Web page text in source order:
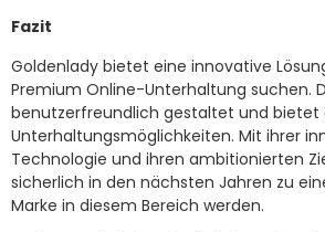
Fazit
Goldenlady bietet eine innovative
Premium Online-Unterhaltung suchen.
benutzerfreundlich gestaltet und bietet
Unterhaltungsmöglichkeiten. Mit ihrer
Technologie und ihren ambitionierten
sicherlich in den nächsten Jahren zu
Marke in diesem Bereich werden.